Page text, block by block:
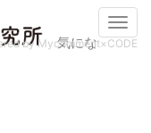
気にな
by Mycomment×CODE